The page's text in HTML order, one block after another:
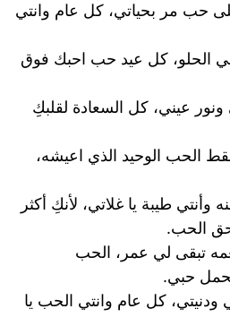
حب مر بحياتي، كل عام وانتي
الحلو، كل عيد حب احبك فوق
عيني، كل السعادة لقلبكِ
الحب الوحيد الذي اعيشه،
طيبة يا غلاتي، لأنكِ أكثر
الحب.
تبقى لي عمر، الحب
حبي.
ودنيتي، كل عام وانتي الحب يا